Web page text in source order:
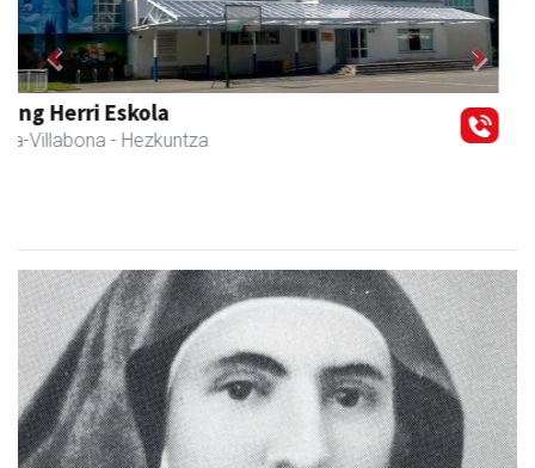
Javier Iraola harategia
Asteasu - Harategiak
Previous Next